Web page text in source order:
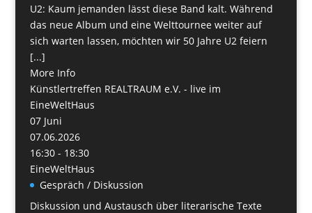
U2: Kaum jemanden lässt diese Band kalt. Während
das neue Album und eine Welttournee weiter auf
sich warten lassen, möchten wir 50 Jahre U2 feiern
[...]
More Info
Künstlertreffen REALTRAUM e.V. - live im
EineWeltHaus
07 Juni
07.06.2026
16:30 - 18:30
EineWeltHaus
Gespräch / Diskussion
Diskussion und Austausch über literarische Texte